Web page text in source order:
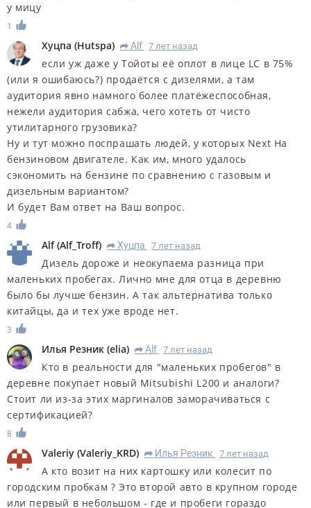
у мицу
1
Хуцпа (Hutspa) R Alf 7 лет назад
если уж даже у Тойоты её оплот в лице LC в 75%
(или я ошибаюсь?) продаётся с дизелями, а там
аудитория явно намного более платёжеспособная,
нежели аудитория сабжа, чего хотеть от чисто
утилитарного грузовика?
Ну и тут можно поспрашать людей, у которых Next На
бензиновом двигателе. Как им, много удалось
сэкономить на бензине по сравнению с газовым и
дизельным вариантом?
И будет Вам ответ на Ваш вопрос.
4
Alf(Alf_Troff) R Хуцпа 7 лет назад
Дизель дороже и неокупаема разница при
маленьких пробегах. Лично мне для отца в деревню
было бы лучше бензин. А так альтернатива только
китайцы, да и тех уже вроде нет.
3
Илья Резник (elia) R Alf 7 лет назад
Кто в реальности для "маленьких пробегов" в
деревне покупает новый Mitsubishi L200 и аналоги?
Стоит ли из-за этих маргиналов заморачиваться с
сертификацией?
8
Valeriy (Valeriy_KRD) R Илья Резник 7 лет назад
А кто возит на них картошку или колесит по
городским пробкам ? Это второй авто в крупном городе
или первый в небольшом - где и пробеги гораздо